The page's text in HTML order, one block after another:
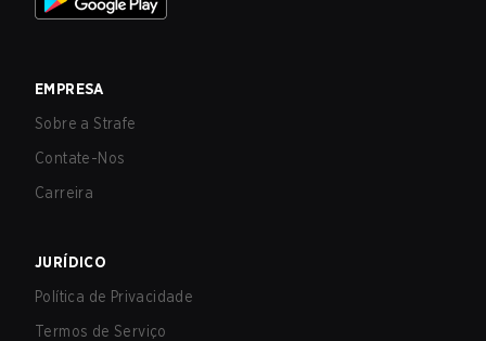
EMPRESA
Sobre a Strafe
Contate-Nos
Carreira
JURÍDICO
Política de Privacidade
Termos de Serviço